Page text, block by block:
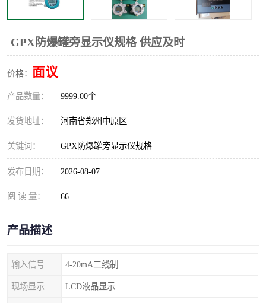
GPX防爆罐旁显示仪规格 供应及时
价格： 面议
产品数量： 9999.00个
发货地址： 河南省郑州中原区
关键词： GPX防爆罐旁显示仪规格
发布日期： 2026-08-07
阅 读 量： 66
产品描述
输入信号 4-20mA二线制
现场显示 LCD液晶显示